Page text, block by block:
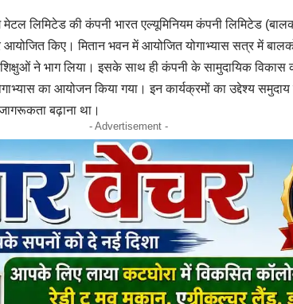
मेटल लिमिटेड की कंपनी भारत एल्यूमिनियम कंपनी लिमिटेड
आयोजित किए। मितान भवन में आयोजित योगाभ्यास सत्र में
ने भाग लिया। इसके साथ ही कंपनी के सामुदायिक विकास
का आयोजन किया गया। इन कार्यक्रमों का उद्देश्य समुदाय
बढ़ाना था।
- Advertisement -